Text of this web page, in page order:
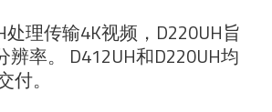
处理传输4K视频，D220UH旨
辨率。 D412UH和D220UH均
。